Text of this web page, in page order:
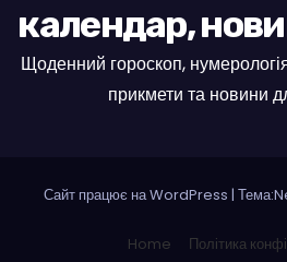
календар,
Щоденний гороскоп,
прикмети та новини
Сайт працює на WordPress |
Home Політика